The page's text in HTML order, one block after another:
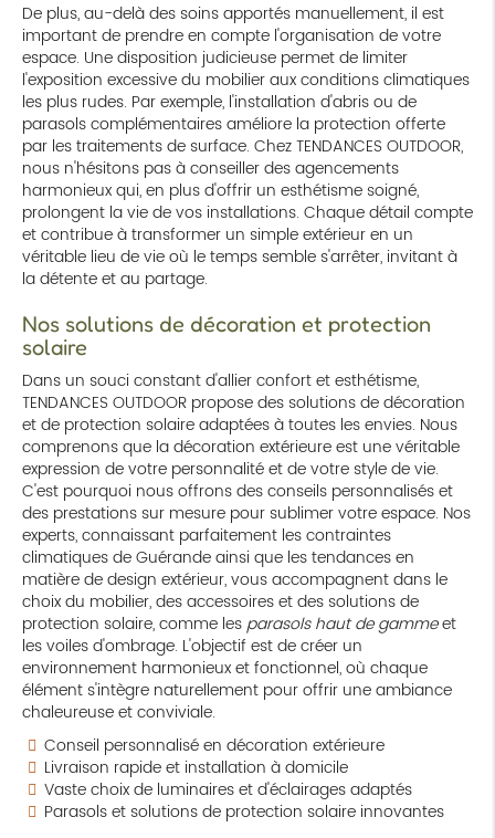
De plus, au-delà des soins apportés manuellement, il est
important de prendre en compte l'organisation de votre
espace. Une disposition judicieuse permet de limiter
l'exposition excessive du mobilier aux conditions climatiques
les plus rudes. Par exemple, l'installation d'abris ou de
parasols complémentaires améliore la protection offerte
par les traitements de surface. Chez TENDANCES OUTDOOR,
nous n'hésitons pas à conseiller des agencements
harmonieux qui, en plus d'offrir un esthétisme soigné,
prolongent la vie de vos installations. Chaque détail compte
et contribue à transformer un simple extérieur en un
véritable lieu de vie où le temps semble s'arrêter, invitant à
la détente et au partage.
Nos solutions de décoration et protection
solaire
Dans un souci constant d'allier confort et esthétisme,
TENDANCES OUTDOOR propose des solutions de décoration
et de protection solaire adaptées à toutes les envies. Nous
comprenons que la décoration extérieure est une véritable
expression de votre personnalité et de votre style de vie.
C'est pourquoi nous offrons des conseils personnalisés et
des prestations sur mesure pour sublimer votre espace. Nos
experts, connaissant parfaitement les contraintes
climatiques de Guérande ainsi que les tendances en
matière de design extérieur, vous accompagnent dans le
choix du mobilier, des accessoires et des solutions de
protection solaire, comme lesparasols haut de gammeet
les voiles d'ombrage. L'objectif est de créer un
environnement harmonieux et fonctionnel, où chaque
élément s'intègre naturellement pour offrir une ambiance
chaleureuse et conviviale.
Conseil personnalisé en décoration extérieure
Livraison rapide et installation à domicile
Vaste choix de luminaires et d'éclairages adaptés
Parasols et solutions de protection solaire innovantes